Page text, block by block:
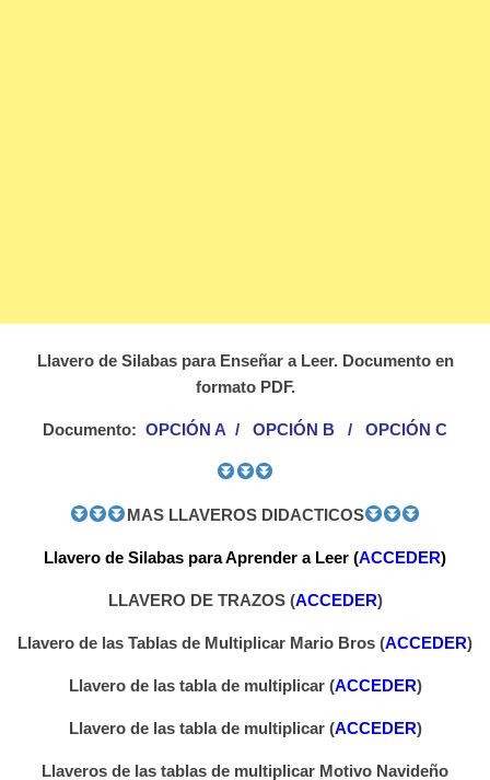
Llavero de Silabas para Enseñar a Leer. Documento en
formato PDF.
Documento: OPCIÓN A / OPCIÓN B / OPCIÓN C
MAS LLAVEROS DIDACTICOS
Llavero de Silabas para Aprender a Leer (ACCEDER)
LLAVERO DE TRAZOS (ACCEDER)
Llavero de las Tablas de Multiplicar Mario Bros (ACCEDER)
Llavero de las tabla de multiplicar (ACCEDER)
Llavero de las tabla de multiplicar (ACCEDER)
Llaveros de las tablas de multiplicar Motivo Navideño